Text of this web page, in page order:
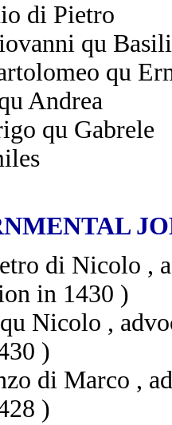
di Pietro
qu
qu
Andrea
qu Gabrele
di Nicolo ,
in 1430 )
Nicolo ,
)
di Marco ,
)